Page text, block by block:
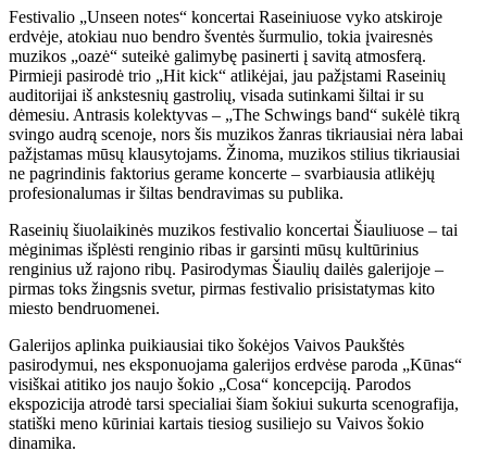
Festivalio „Unseen notes“ koncertai Raseiniuose vyko atskiroje
erdvėje, atokiau nuo bendro šventės šurmulio, tokia įvairesnės
muzikos „oazė“ suteikė galimybę pasinerti į savitą atmosferą.
Pirmieji pasirodė trio „Hit kick“ atlikėjai, jau pažįstami Raseinių
auditorijai iš ankstesnių gastrolių, visada sutinkami šiltai ir su
dėmesiu. Antrasis kolektyvas – „The Schwings band“ sukėlė tikrą
svingo audrą scenoje, nors šis muzikos žanras tikriausiai nėra labai
pažįstamas mūsų klausytojams. Žinoma, muzikos stilius tikriausiai
ne pagrindinis faktorius gerame koncerte – svarbiausia atlikėjų
profesionalumas ir šiltas bendravimas su publika.
Raseinių šiuolaikinės muzikos festivalio koncertai Šiauliuose – tai
mėginimas išplėsti renginio ribas ir garsinti mūsų kultūrinius
renginius už rajono ribų. Pasirodymas Šiaulių dailės galerijoje –
pirmas toks žingsnis svetur, pirmas festivalio prisistatymas kito
miesto bendruomenei.
Galerijos aplinka puikiausiai tiko šokėjos Vaivos Paukštės
pasirodymui, nes eksponuojama galerijos erdvėse paroda „Kūnas“
visiškai atitiko jos naujo šokio „Cosa“ koncepciją. Parodos
ekspozicija atrodė tarsi specialiai šiam šokiui sukurta scenografija,
statiški meno kūriniai kartais tiesiog susiliejo su Vaivos šokio
dinamika.